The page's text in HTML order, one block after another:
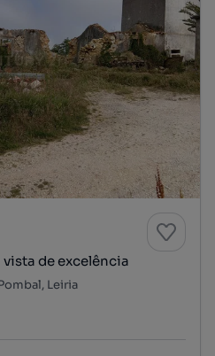
de excelência
Leiria